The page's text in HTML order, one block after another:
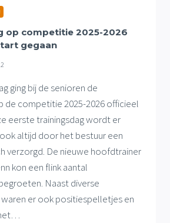
op competitie 2025-2026
gegaan
ging bij de senioren de
de competitie 2025-2026 officieel
eerste trainingsdag wordt er
altijd door het bestuur een
verzorgd. De nieuwe hoofdtrainer
kon een flink aantal
Naast diverse
er ook positiespelletjes en